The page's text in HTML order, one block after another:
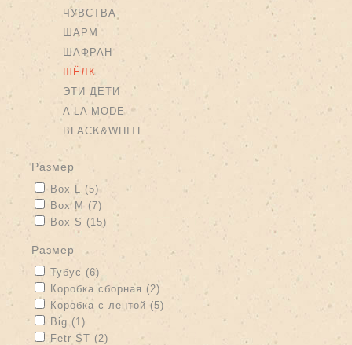
ЧУВСТВА
ШАРМ
ШАФРАН
ШЁЛК
ЭТИ ДЕТИ
A LA MODE
BLACK&WHITE
размер
Apply Box L filter
Box L (5) Apply Box L filter
Apply Box M filter
Box M (7)
Apply Box S filter
Box S (15) Apply Box S filter
размер
Apply Тубус filter
Тубус (6) Apply Тубус filter
Apply Коробка сборная filter
Коробка сборная (2) Apply Коробка сборная filter
Apply Коробка с лентой filter
Коробка с лентой (5) Apply Коробка с лентой filter
Apply Big filter
Big (1)
Apply Fetr ST filter
Fetr ST (2) Apply Fetr ST filter